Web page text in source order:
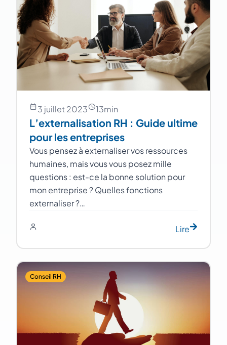
3 juillet 2023 13min
L’externalisation RH : Guide ultime
pour les entreprises
Vous pensez à externaliser vos ressources
humaines, mais vous vous posez mille
questions : est-ce la bonne solution pour
mon entreprise ? Quelles fonctions
externaliser ?…
Lire
Conseil RH